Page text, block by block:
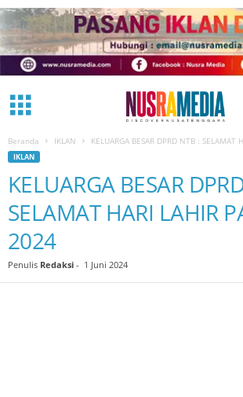
Beranda IKLAN KELUARGA BESAR DPRD NTB : SELAMAT
IKLAN
KELUARGA BESAR
SELAMAT HARI LAHIR
2024
Penulis Redaksi - 1 Juni 2024